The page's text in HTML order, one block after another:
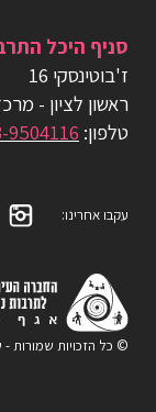
סניף היכל
ז'בוטינסקי 16
ראשון לציון -
טלפון: 9504116
עקבו אחרינו:
© כל הזכויות שמורות